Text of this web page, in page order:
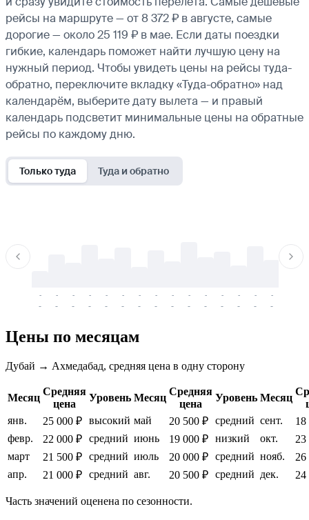
рейсы на маршруте — от 8 372 ₽ в августе, самые
дорогие — около 25 119 ₽ в мае. Если даты поездки
гибкие, календарь поможет найти лучшую цену на
нужный период. Чтобы увидеть цены на рейсы туда-
обратно, переключите вкладку «Туда-обратно» над
календарём, выберите дату вылета — и правый
календарь подсветит минимальные цены на обратные
рейсы по каждому дню.
Только туда Туда и обратно
-
-
-
-
-
-
-
-
-
-
-
-
-
-
-
-
-
-
-
-
-
-
-
-
-
-
-
-
-
-
Цены по месяцам
Дубай → Ахмедабад, средняя цена в одну сторону
Месяц
Средняя
цена
Уровень Месяц
Средняя
цена
Уровень Месяц
янв.
25 000 ₽ высокий май 20 500 ₽ средний сент.
18
февр.
22 000 ₽ средний июнь 19 000 ₽ низкий окт.
23
март
21 500 ₽ средний июль 20 000 ₽ средний нояб.
26
апр.
21 000 ₽ средний авг. 20 500 ₽ средний дек. 24
Часть значений оценена по сезонности.